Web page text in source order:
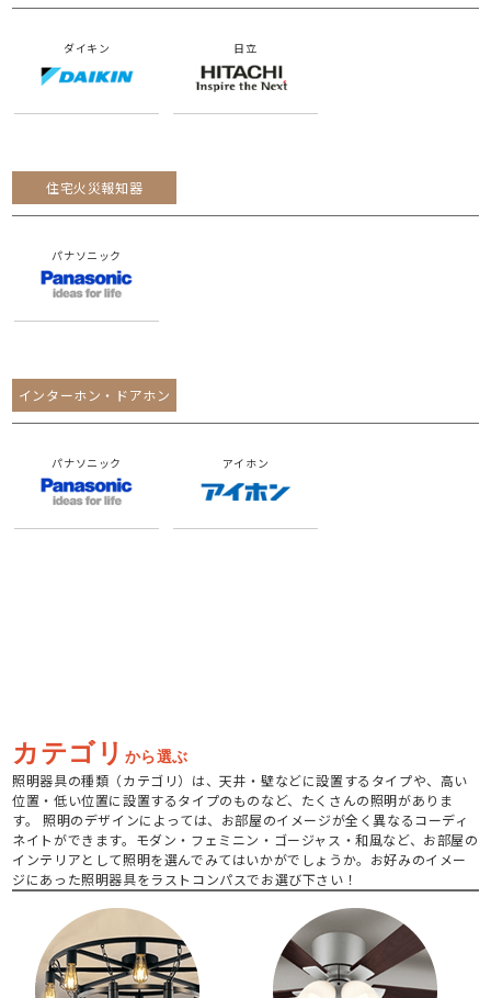
ダイキン 日立
住宅火災報知器
パナソニック
インターホン・ドアホン
パナソニック アイホン
カテゴリ から選ぶ
照明器具の種類（カテゴリ）は、天井・壁などに設置するタイプや、高い
位置・低い位置に設置するタイプのものなど、たくさんの照明がありま
す。 照明のデザインによっては、お部屋のイメージが全く異なるコーディ
ネイトができます。モダン・フェミニン・ゴージャス・和風など、お部屋の
インテリアとして照明を選んでみてはいかがでしょうか。お好みのイメー
ジにあった照明器具をラストコンパスでお選び下さい！